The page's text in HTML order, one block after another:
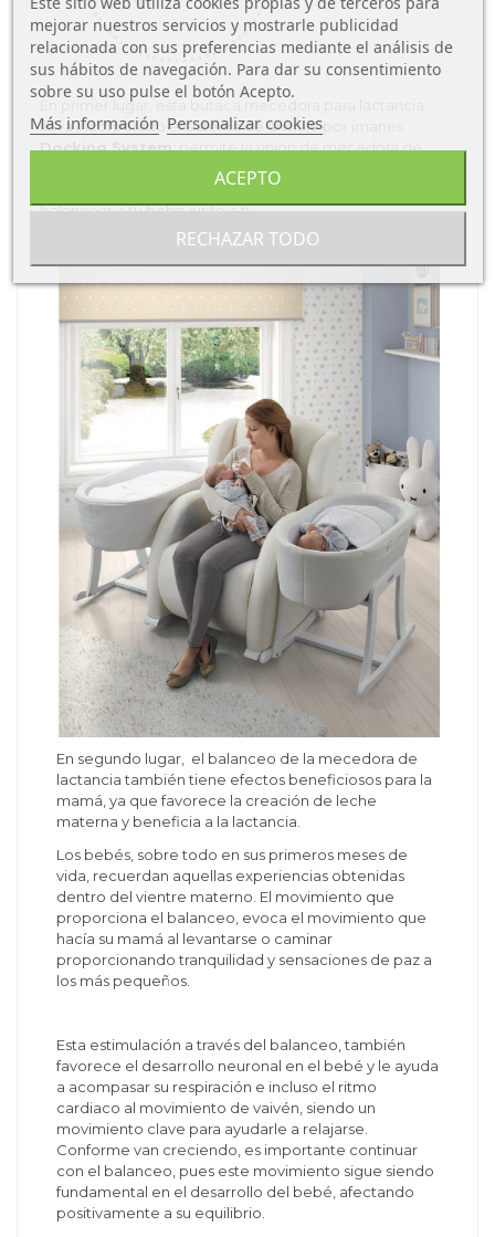
En primer lugar, esta butaca mecedora para lactancia
lleva incorporado el sistema de anclaje por imanes
Docking System: permite la unión de mecedora de
lactancia con una o dos moises balancín Nacelle,
mediante un sencillo sistema de imanes, para que puedas
balancear a tu bebé junto a ti.
En segundo lugar, el balanceo de la mecedora de
lactancia también tiene efectos beneficiosos para la
mamá, ya que favorece la creación de leche
materna y beneficia a la lactancia.
Los bebés, sobre todo en sus primeros meses de
vida, recuerdan aquellas experiencias obtenidas
dentro del vientre materno. El movimiento que
proporciona el balanceo, evoca el movimiento que
hacía su mamá al levantarse o caminar
proporcionando tranquilidad y sensaciones de paz a
los más pequeños.
Esta estimulación a través del balanceo, también
favorece el desarrollo neuronal en el bebé y le ayuda
a acompasar su respiración e incluso el ritmo
cardiaco al movimiento de vaivén, siendo un
movimiento clave para ayudarle a relajarse.
Conforme van creciendo, es importante continuar
con el balanceo, pues este movimiento sigue siendo
fundamental en el desarrollo del bebé, afectando
positivamente a su equilibrio.
mejorar nuestros servicios y mostrarle publicidad
relacionada con sus preferencias mediante el análisis de
sus hábitos de navegación. Para dar su consentimiento
sobre su uso pulse el botón Acepto.
Más información Personalizar cookies
RECHAZAR TODO
ACEPTO